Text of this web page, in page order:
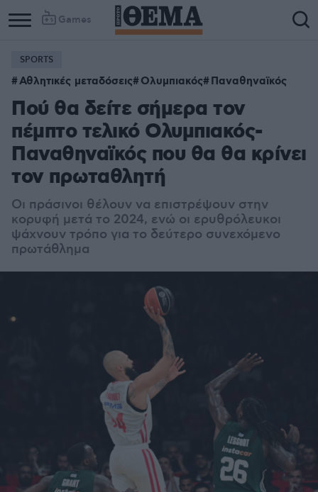
Games
SPORTS
Αθλητικές μεταδόσεις Ολυμπιακός Παναθηναϊκός
Πού θα δείτε σήμερα τον
πέμπτο τελικό Ολυμπιακός-
Παναθηναϊκός που θα θα κρίνει
τον πρωταθλητή
Oι πράσινοι θέλουν να επιστρέψουν στην
κορυφή μετά το 2024, ενώ οι ερυθρόλευκοι
ψάχνουν τρόπο για το δεύτερο συνεχόμενο
πρωτάθλημα